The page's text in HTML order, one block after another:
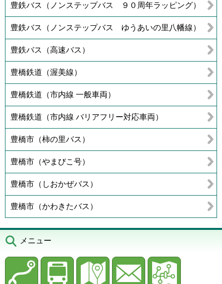
豊鉄バス（ノンステップバス ９０周年ラッピング）
豊鉄バス（ノンステップバス ゆうあいの里八幡線）
豊鉄バス（高速バス）
豊橋鉄道（渥美線）
豊橋鉄道（市内線 一般車両）
豊橋鉄道（市内線 バリアフリー対応車両）
豊橋市（柿の里バス）
豊橋市（やまびこ号）
豊橋市（しおかぜバス）
豊橋市（かわきたバス）
メニュー